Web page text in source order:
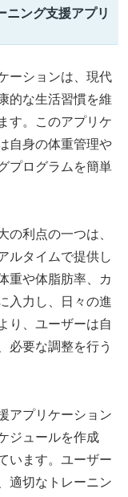
ニング支援アプリ
ーションは、現代
的な生活習慣を維
す。このアプリケ
自身の体重管理や
プログラムを簡単
の利点の一つは、
ルタイムで提供し
重や体脂肪率、カ
入力し、日々の進
り、ユーザーは自
必要な調整を行う
アプリケーション
ジュールを作成
います。ユーザー
適切なトレーニン